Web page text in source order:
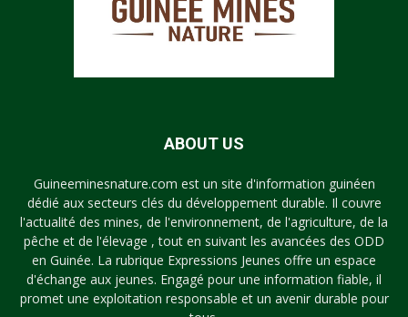
ABOUT US
Guineeminesnature.com est un site d'information guinéen
dédié aux secteurs clés du développement durable. Il couvre
l'actualité des mines, de l'environnement, de l'agriculture, de la
pêche et de l'élevage , tout en suivant les avancées des ODD
en Guinée. La rubrique Expressions Jeunes offre un espace
d'échange aux jeunes. Engagé pour une information fiable, il
promet une exploitation responsable et un avenir durable pour